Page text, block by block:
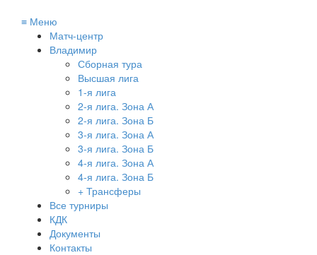
≡ Меню
Матч-центр
Владимир
Сборная тура
Высшая лига
1-я лига
2-я лига. Зона А
2-я лига. Зона Б
3-я лига. Зона А
3-я лига. Зона Б
4-я лига. Зона А
4-я лига. Зона Б
+ Трансферы
Все турниры
КДК
Документы
Контакты